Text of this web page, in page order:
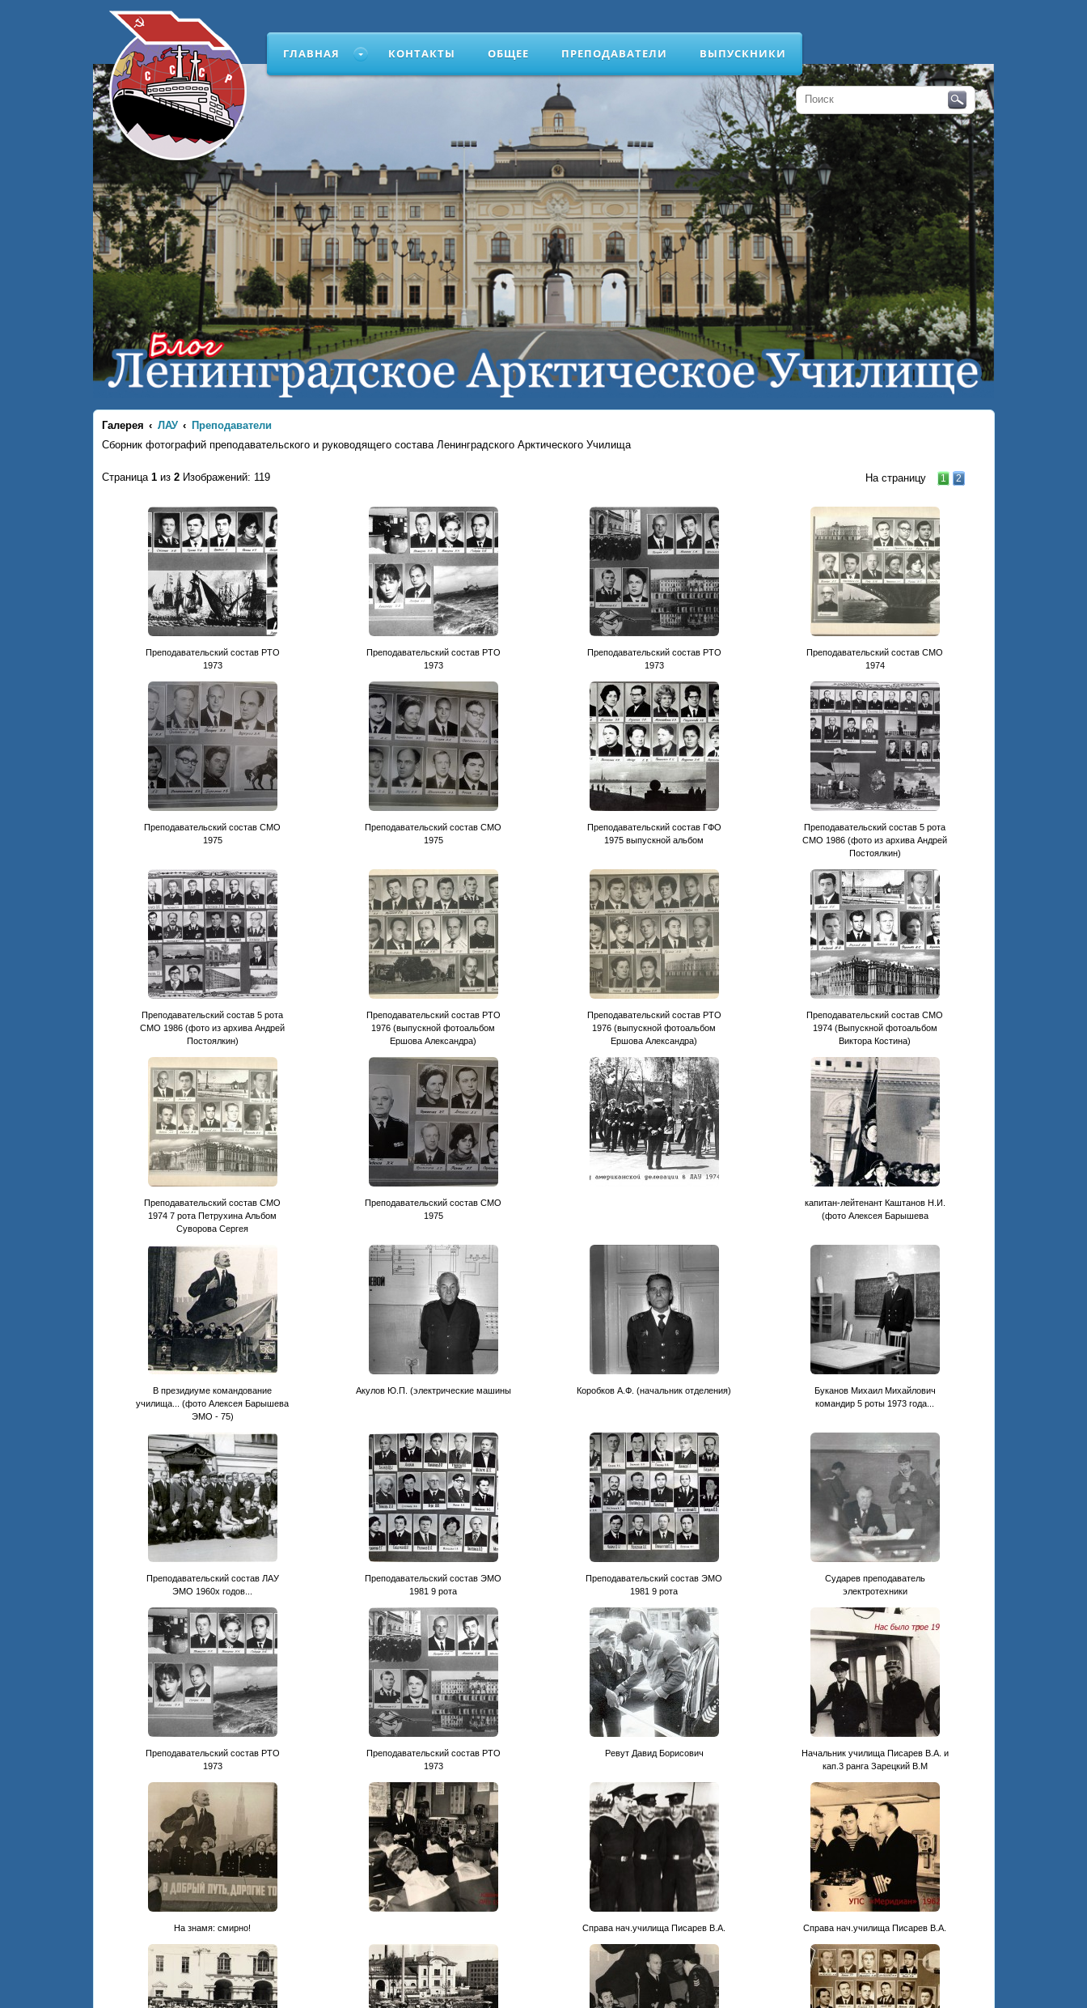
ГЛАВНАЯ КОНТАКТЫ ОБЩЕЕ ПРЕПОДАВАТЕЛИ ВЫПУСКНИКИ
Галерея ЛАУ
Преподаватели
Сборник фотографий преподавательского и руководящего состава Ленинградского Арктического Училища
Страница 1из 2Изображений: 119 На страницу 1 2
Преподавательский состав РТО
1973
Преподавательский состав РТО
1973
Преподавательский состав РТО
1973
Преподавательский состав СМО
1974
Преподавательский состав CМО
1975
Преподавательский состав СМО
1975
Преподавательский состав ГФО
1975 выпускной альбом
Преподавательский состав 5 рота
СМО 1986 (фото из архива Андрей
Постоялкин)
Преподавательский состав 5 рота
СМО 1986 (фото из архива Андрей
Постоялкин)
Преподавательский состав РТО
1976 (выпускной фотоальбом
Ершова Александра)
Преподавательский состав РТО
1976 (выпускной фотоальбом
Ершова Александра)
Преподавательский состав СМО
1974 (Выпускной фотоальбом
Виктора Костина)
Преподавательский состав СМО
1974 7 рота Петрухина Альбом
Суворова Сергея
Преподавательский состав CМО
1975
капитан-лейтенант Каштанов Н.И.
(фото Алексея Барышева
В президиуме командование
училища... (фото Алексея Барышева
ЭМО - 75)
Акулов Ю.П. (электрические машины Коробков А.Ф. (начальник отделения)
Буканов Михаил Михайлович
командир 5 роты 1973 года...
Преподавательский состав ЛАУ
ЭМО 1960х годов...
Преподавательский состав ЭМО
1981 9 рота
Преподавательский состав ЭМО
1981 9 рота
Сударев преподаватель
электротехники
Преподавательский состав РТО
1973
Преподавательский состав РТО
1973
Ревут Давид Борисович
Начальник училища Писарев В.А. и
кап.3 ранга Зарецкий В.М
На знамя: смирно! Справа нач.училища Писарев В.А. Cправа нач.училища Писарев В.А.